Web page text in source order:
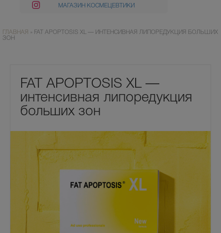
МАГАЗИН КОСМЕЦЕВТИКИ
ГЛАВНАЯ » FAT APOPTOSIS XL — ИНТЕНСИВНАЯ ЛИПОРЕДУКЦИЯ БОЛЬШИХ
ЗОН
FAT APOPTOSIS XL —
интенсивная липоредукция
больших зон